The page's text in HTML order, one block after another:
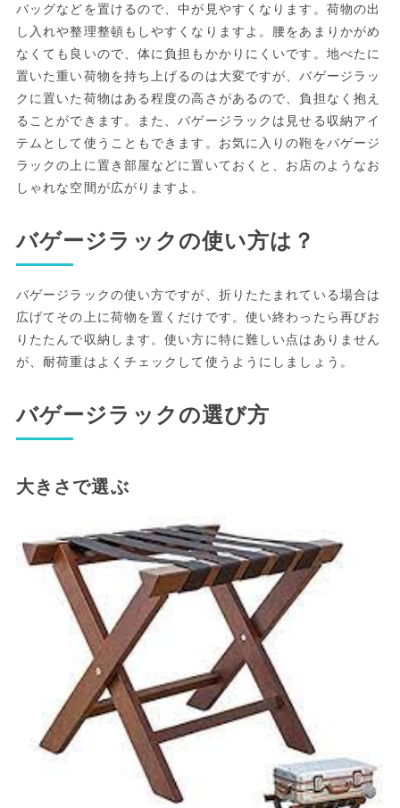
バッグなどを置けるので、中が見やすくなります。荷物の出
し入れや整理整頓もしやすくなりますよ。腰をあまりかがめ
なくても良いので、体に負担もかかりにくいです。地べたに
置いた重い荷物を持ち上げるのは大変ですが、バゲージラッ
クに置いた荷物はある程度の高さがあるので、負担なく抱え
ることができます。また、バゲージラックは見せる収納アイ
テムとして使うこともできます。お気に入りの鞄をバゲージ
ラックの上に置き部屋などに置いておくと、お店のようなお
しゃれな空間が広がりますよ。
バゲージラックの使い方は？
バゲージラックの使い方ですが、折りたたまれている場合は
広げてその上に荷物を置くだけです。使い終わったら再びお
りたたんで収納します。使い方に特に難しい点はありません
が、耐荷重はよくチェックして使うようにしましょう。
バゲージラックの選び方
大きさで選ぶ